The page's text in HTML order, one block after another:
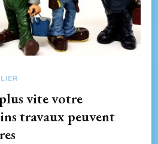
vite votre
travaux peuvent